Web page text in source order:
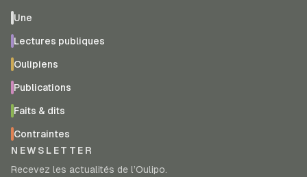
Une
Lectures publiques
Oulipiens
Publications
Faits & dits
Contraintes
NEWSLETTER
Recevez les actualités de l’Oulipo.